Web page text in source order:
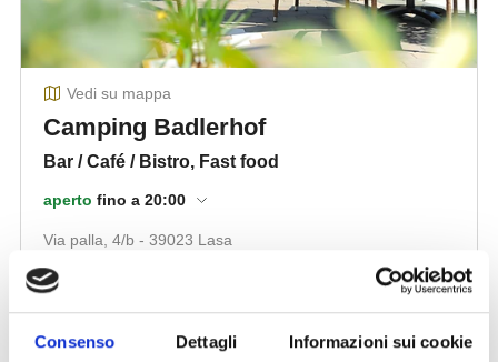
Consenso Dettagli Informazioni sui cookie